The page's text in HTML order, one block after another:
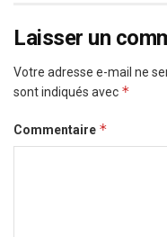
Laisser un
Votre adresse e-mail ne
sont indiqués avec *
Commentaire *